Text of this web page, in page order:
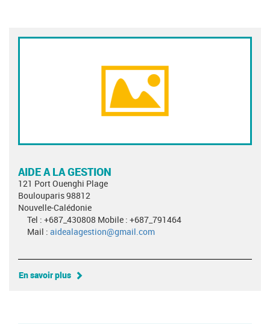
AIDE A LA GESTION
121 Port Ouenghi Plage
Boulouparis 98812
Nouvelle-Calédonie
Tel : +687_430808 Mobile : +687_791464
Mail : aidealagestion@gmail.com
En savoir plus